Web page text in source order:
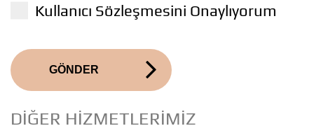
DİĞER HİZMETLERİMİZ
Kullanıcı Sözleşmesini Onaylıyorum
GÖNDER